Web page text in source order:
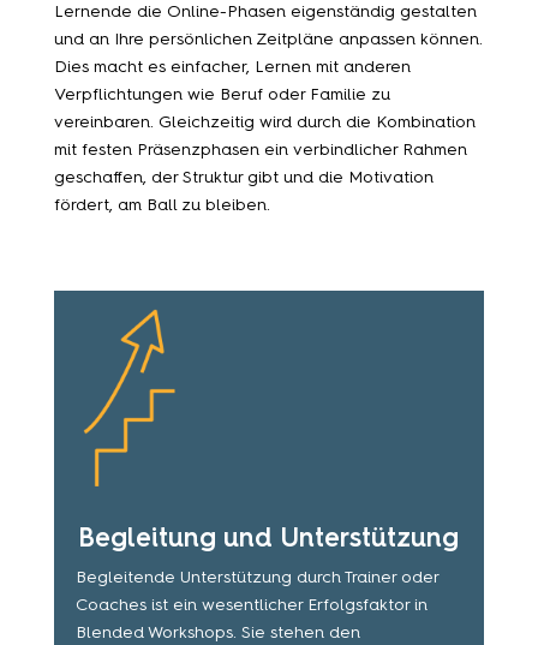
Lernende die Online-Phasen eigenständig gestalten
und an Ihre persönlichen Zeitpläne anpassen können.
Dies macht es einfacher, Lernen mit anderen
Verpflichtungen wie Beruf oder Familie zu
vereinbaren. Gleichzeitig wird durch die Kombination
mit festen Präsenzphasen ein verbindlicher Rahmen
geschaffen, der Struktur gibt und die Motivation
fördert, am Ball zu bleiben.
Begleitung und Unterstützung
Begleitende Unterstützung durch Trainer oder
Coaches ist ein wesentlicher Erfolgsfaktor in
Blended Workshops. Sie stehen den